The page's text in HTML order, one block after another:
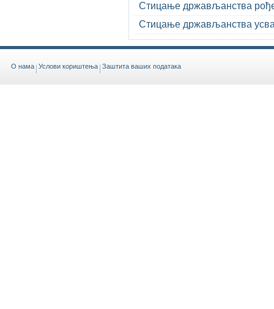
Стицање држављанства
Стицање држављанства
O нама Услови кориштења Заштита ваших података